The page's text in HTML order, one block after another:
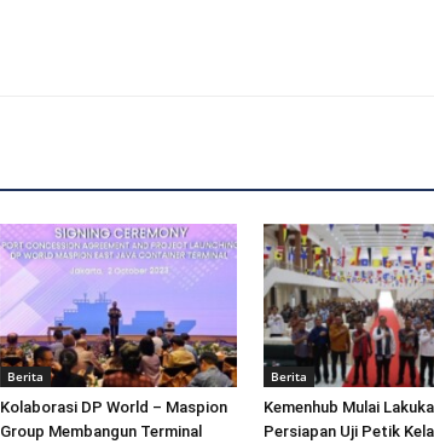
Berita
Kolaborasi DP World – Maspion
Group Membangun Terminal
Berita
Kemenhub Mulai
Persiapan Uji Petik